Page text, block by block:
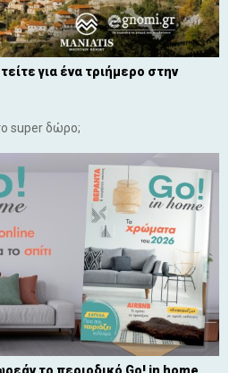
για ένα τριήμερο στην
super δώρο;